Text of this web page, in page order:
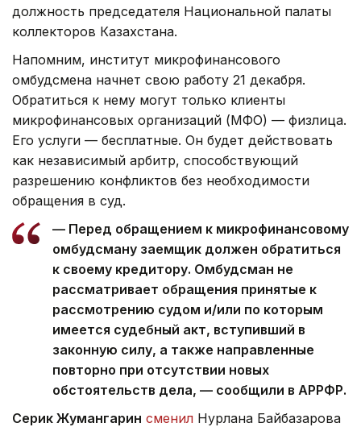
должность председателя Национальной палаты
коллекторов Казахстана.
Напомним, институт микрофинансового
омбудсмена начнет свою работу 21 декабря.
Обратиться к нему могут только клиенты
микрофинансовых организаций (МФО) — физлица.
Его услуги — бесплатные. Он будет действовать
как независимый арбитр, способствующий
разрешению конфликтов без необходимости
обращения в суд.
— Перед обращением к микрофинансовому
омбудсману заемщик должен обратиться
к своему кредитору. Омбудсман не
рассматривает обращения принятые к
рассмотрению судом и/или по которым
имеется судебный акт, вступивший в
законную силу, а также направленные
повторно при отсутствии новых
обстоятельств дела, — сообщили в АРРФР.
Серик Жумангарин сменил Нурлана Байбазарова